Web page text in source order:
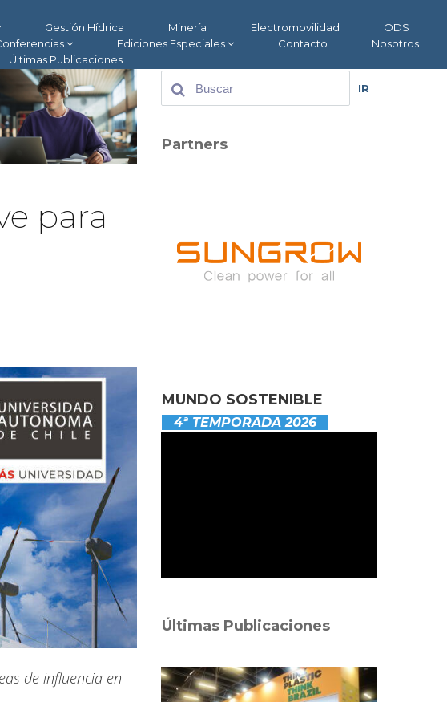
Gestión Hídrica Minería Electromovilidad
ODS
Ediciones Especiales Contacto
Nosotros
Últimas Publicaciones
para
de influencia en
IR
Partners
MUNDO SOSTENIBLE
4ª TEMPORADA 2026
Últimas Publicaciones